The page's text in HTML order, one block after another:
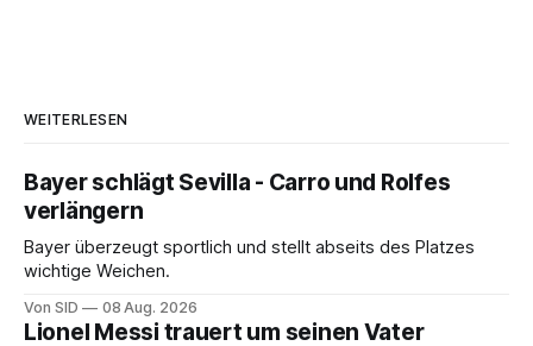
WEITERLESEN
Bayer schlägt Sevilla - Carro und Rolfes
verlängern
Bayer überzeugt sportlich und stellt abseits des Platzes
wichtige Weichen.
Von SID 08 Aug. 2026
Lionel Messi trauert um seinen Vater